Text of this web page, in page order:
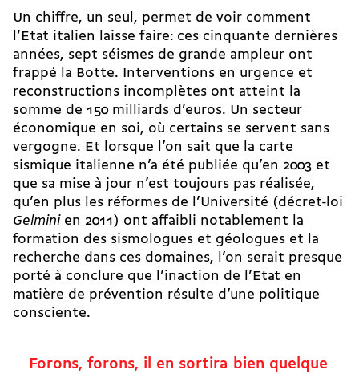
Un chiffre, un seul, permet de voir comment
l’Etat italien laisse faire: ces cinquante dernières
années, sept séismes de grande ampleur ont
frappé la Botte. Interventions en urgence et
reconstructions incomplètes ont atteint la
somme de 150 milliards d’euros. Un secteur
économique en soi, où certains se servent sans
vergogne. Et lorsque l’on sait que la carte
sismique italienne n’a été publiée qu’en 2003 et
que sa mise à jour n’est toujours pas réalisée,
qu’en plus les réformes de l’Université (décret-loi
Gelmini en 2011) ont affaibli notablement la
formation des sismologues et géologues et la
recherche dans ces domaines, l’on serait presque
porté à conclure que l’inaction de l’Etat en
matière de prévention résulte d’une politique
consciente.
Forons, forons, il en sortira bien quelque